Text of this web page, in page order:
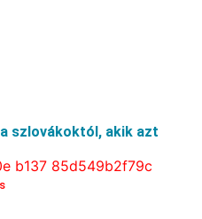
szlovákoktól, akik azt